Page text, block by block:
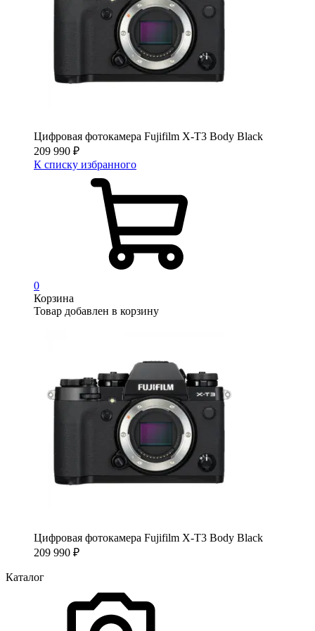
Цифровая фотокамера Fujifilm X-T3 Body Black
209 990 ₽
К списку избранного
0
Корзина
Товар добавлен в корзину
Цифровая фотокамера Fujifilm X-T3 Body Black
209 990 ₽
Каталог